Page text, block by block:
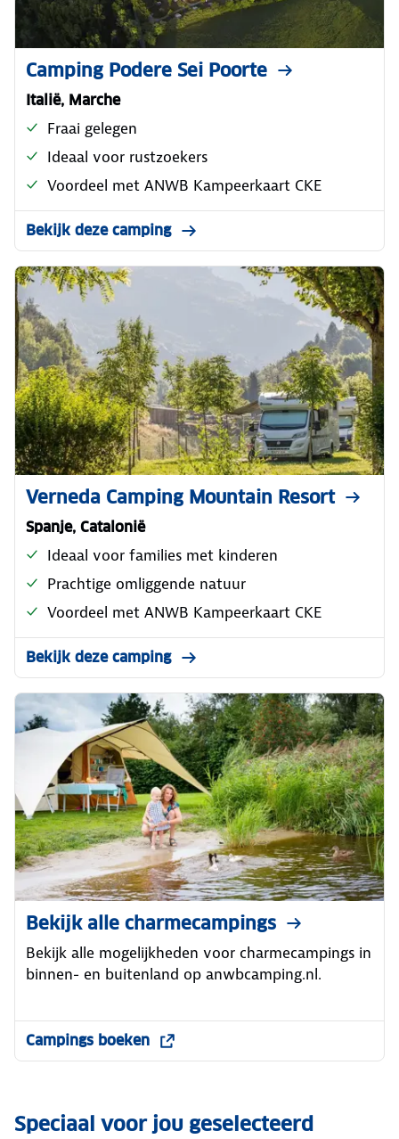
Camping Podere Sei Poorte
Italië, Marche
Fraai gelegen
Ideaal voor rustzoekers
Voordeel met ANWB Kampeerkaart CKE
Bekijk deze camping
Verneda Camping Mountain Resort
Spanje, Catalonië
Ideaal voor families met kinderen
Prachtige omliggende natuur
Voordeel met ANWB Kampeerkaart CKE
Bekijk deze camping
Bekijk alle charmecampings
Bekijk alle mogelijkheden voor charmecampings in
binnen- en buitenland op anwbcamping.nl.
Campings boeken
Speciaal voor jou geselecteerd